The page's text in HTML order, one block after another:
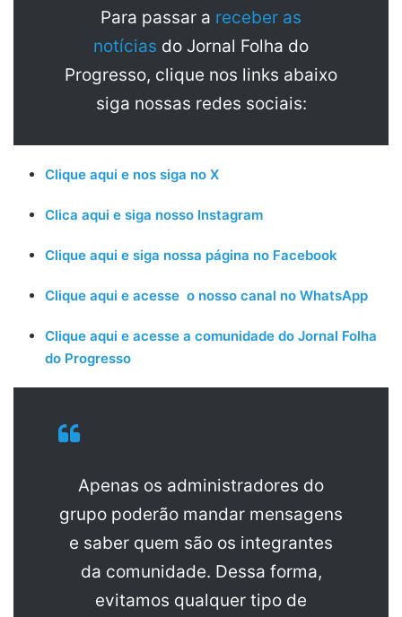
Para passar a receber as
notícias do Jornal Folha do
Progresso, clique nos links abaixo
siga nossas redes sociais:
Clique aqui e nos siga no X
Clica aqui e siga nosso Instagram
Clique aqui e siga nossa página no Facebook
Clique aqui e acesse o nosso canal no WhatsApp
Clique aqui e acesse a comunidade do Jornal Folha
do Progresso
Apenas os administradores do
grupo poderão mandar mensagens
e saber quem são os integrantes
da comunidade. Dessa forma,
evitamos qualquer tipo de